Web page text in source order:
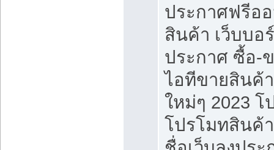
ประกาศฟรีอ
สินค้า เว็บบอ
ประกาศ ซื้อ-
ไอทีขายสินค้
ใหม่ๆ 2023
โปรโมทสินค้